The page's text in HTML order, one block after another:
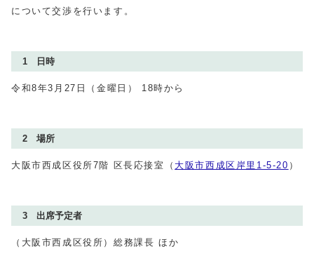
について交渉を行います。
1 日時
令和8年3月27日（金曜日） 18時から
2 場所
大阪市西成区役所7階 区長応接室（ 大阪市西成区岸里1‐5‐20 ）
3 出席予定者
（大阪市西成区役所）総務課長 ほか